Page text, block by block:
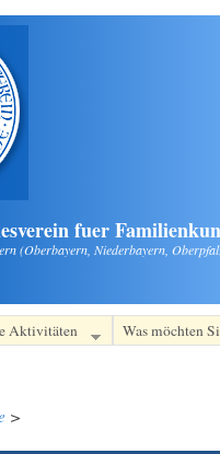
fuer
(Oberbayern, Niederbayern,
Aktivitäten
Was möchten
>